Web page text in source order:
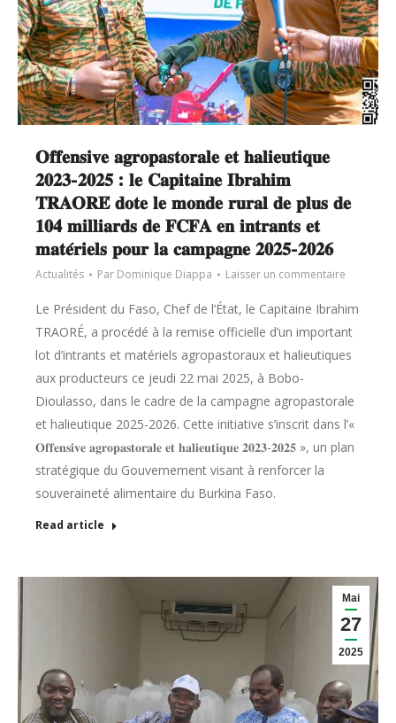
𝐎𝐟𝐟𝐞𝐧𝐬𝐢𝐯𝐞 𝐚𝐠𝐫𝐨𝐩𝐚𝐬𝐭𝐨𝐫𝐚𝐥𝐞 𝐞𝐭 𝐡𝐚𝐥𝐢𝐞𝐮𝐭𝐢𝐪𝐮𝐞
𝟐𝟎𝟐𝟑-𝟐𝟎𝟐𝟓 : 𝐥𝐞 𝐂𝐚𝐩𝐢𝐭𝐚𝐢𝐧𝐞 𝐈𝐛𝐫𝐚𝐡𝐢𝐦
𝐓𝐑𝐀𝐎𝐑𝐄́ 𝐝𝐨𝐭𝐞 𝐥𝐞 𝐦𝐨𝐧𝐝𝐞 𝐫𝐮𝐫𝐚𝐥 𝐝𝐞 𝐩𝐥𝐮𝐬 𝐝𝐞
𝟏𝟎𝟒 𝐦𝐢𝐥𝐥𝐢𝐚𝐫𝐝𝐬 𝐝𝐞 𝐅𝐂𝐅𝐀 𝐞𝐧 𝐢𝐧𝐭𝐫𝐚𝐧𝐭𝐬 𝐞𝐭
𝐦𝐚𝐭𝐞́𝐫𝐢𝐞𝐥𝐬 𝐩𝐨𝐮𝐫 𝐥𝐚 𝐜𝐚𝐦𝐩𝐚𝐠𝐧𝐞 𝟐𝟎𝟐𝟓-𝟐𝟎𝟐𝟔
Actualités Par Dominique Diappa Laisser un commentaire
Le Président du Faso, Chef de l’État, le Capitaine Ibrahim
TRAORÉ, a procédé à la remise officielle d’un important
lot d’intrants et matériels agropastoraux et halieutiques
aux producteurs ce jeudi 22 mai 2025, à Bobo-
Dioulasso, dans le cadre de la campagne agropastorale
et halieutique 2025-2026. Cette initiative s’inscrit dans l’«
𝐎𝐟𝐟𝐞𝐧𝐬𝐢𝐯𝐞 𝐚𝐠𝐫𝐨𝐩𝐚𝐬𝐭𝐨𝐫𝐚𝐥𝐞 𝐞𝐭 𝐡𝐚𝐥𝐢𝐞𝐮𝐭𝐢𝐪𝐮𝐞 𝟐𝟎𝟐𝟑-𝟐𝟎𝟐𝟓 », un plan
stratégique du Gouvernement visant à renforcer la
souveraineté alimentaire du Burkina Faso.
Read article
Mai
27
2025